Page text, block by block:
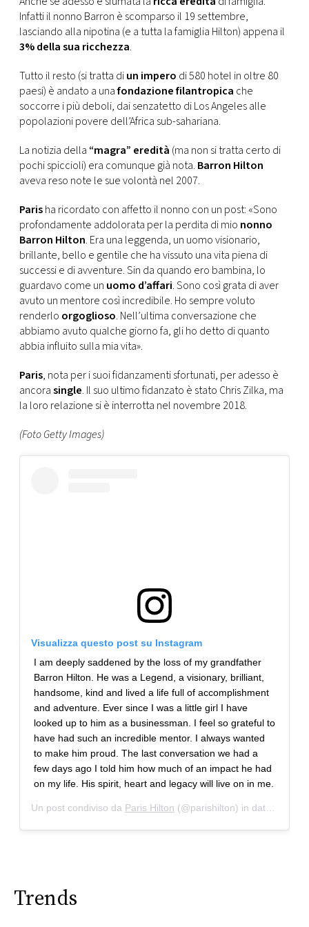
CONSIGLIA
Infatti il nonno Barron è scomparso il 19 settembre,
lasciando alla nipotina (e a tutta la famiglia Hilton) appena il
3% della sua ricchezza.
Tutto il resto (si tratta diun impero di 580 hotel in oltre 80
paesi) è andato a unafondazione filantropica che
soccorre i più deboli, dai senzatetto di Los Angeles alle
popolazioni povere dell’Africa sub-sahariana.
La notizia della “magra” eredità (ma non si tratta certo di
pochi spiccioli) era comunque già nota. Barron Hilton
aveva reso note le sue volontà nel 2007.
Parisha ricordato con affetto il nonno con un post: «Sono
profondamente addolorata per la perdita di mio nonno
Barron Hilton. Era una leggenda, un uomo visionario,
brillante, bello e gentile che ha vissuto una vita piena di
successi e di avventure. Sin da quando ero bambina, lo
guardavo come un uomo d’affari. Sono così grata di aver
avuto un mentore così incredibile. Ho sempre voluto
renderlo orgoglioso. Nell’ultima conversazione che
abbiamo avuto qualche giorno fa, gli ho detto di quanto
abbia influito sulla mia vita».
Paris, nota per i suoi fidanzamenti sfortunati, per adesso è
ancorasingle. Il suo ultimo fidanzato è stato Chris Zilka, ma
la loro relazione si è interrotta nel novembre 2018.
(Foto Getty Images)
Visualizza questo post su Instagram
I am deeply saddened by the loss of my grandfather
Barron Hilton. He was a Legend, a visionary, brilliant,
handsome, kind and lived a life full of accomplishment
and adventure. Ever since I was a little girl I have
looked up to him as a businessman. I feel so grateful to
have had such an incredible mentor. I always wanted
to make him proud. The last conversation we had a
few days ago I told him how much of an impact he had
on my life. His spirit, heart and legacy will live on in me.
Un post condiviso da Paris Hilton (@parishilton) in data:
Trends